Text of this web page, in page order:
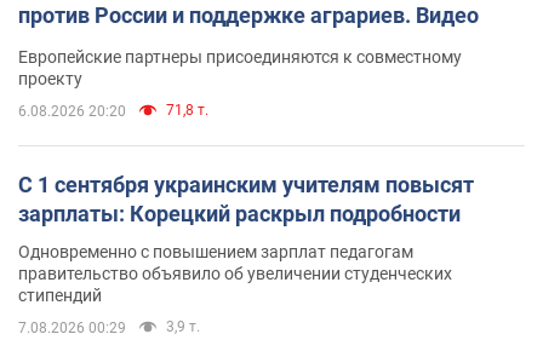
против России и поддержке аграриев. Видео
Европейские партнеры присоединяются к совместному
проекту
6.08.2026 20:20 71,8 т.
С 1 сентября украинским учителям повысят
зарплаты: Корецкий раскрыл подробности
Одновременно с повышением зарплат педагогам
правительство объявило об увеличении студенческих
стипендий
7.08.2026 00:29 3,9 т.